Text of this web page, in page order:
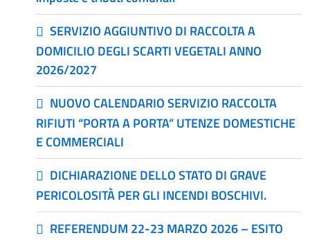
SERVIZIO AGGIUNTIVO DI RACCOLTA A
DOMICILIO DEGLI SCARTI VEGETALI ANNO
2026/2027
NUOVO CALENDARIO SERVIZIO RACCOLTA
RIFIUTI “PORTA A PORTA” UTENZE DOMESTICHE
E COMMERCIALI
DICHIARAZIONE DELLO STATO DI GRAVE
PERICOLOSITÀ PER GLI INCENDI BOSCHIVI.
REFERENDUM 22-23 MARZO 2026 – ESITO